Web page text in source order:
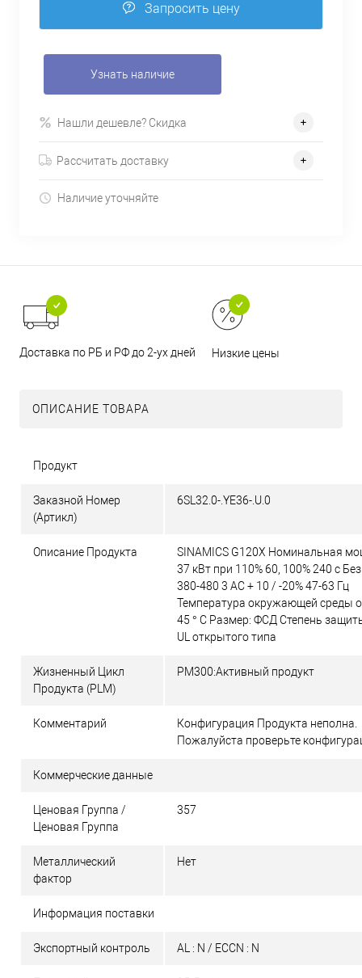
Запросить цену
Узнать наличие
Нашли дешевле? Скидка
Рассчитать доставку
Наличие уточняйте
Доставка по РБ и РФ до 2-ух дней Низкие цены
ОПИСАНИЕ ТОВАРА
Продукт
Заказной Номер
(Артикл)
6SL32.0-.YE36-.U.0
Описание Продукта
SINAMICS G120X Номинальная
37 кВт при 110% 60, 100% 240 с
380-480 3 AC + 10 / -20% 47-63 Гц
Температура окружающей среды
45 ° C Размер: ФСД Степень
UL открытого типа
Жизненный Цикл
Продукта (PLM)
PM300:Активный продукт
Комментарий
Конфигурация Продукта неполна.
Пожалуйста проверьте
Коммерческие данные
Ценовая Группа /
Ценовая Группа
357
Металлический
фактор
Нет
Информация поставки
Экспортный контроль AL : N / ECCN : N